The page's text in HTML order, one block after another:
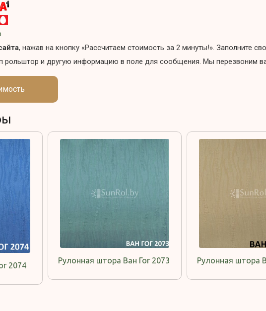
, нажав на кнопку «Рассчитаем стоимость за 2 минуты!». Заполните
рольштор и другую информацию в поле для сообщения. Мы перезвоним
2074
Рулонная штора Ван Гог 2073 Рулонная штора